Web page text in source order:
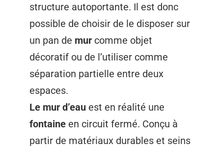
structure autoportante. Il est donc
possible de choisir de le disposer sur
un pan de mur comme objet
décoratif ou de l’utiliser comme
séparation partielle entre deux
espaces.
Le mur d’eau est en réalité une
fontaine en circuit fermé. Conçu à
partir de matériaux durables et seins